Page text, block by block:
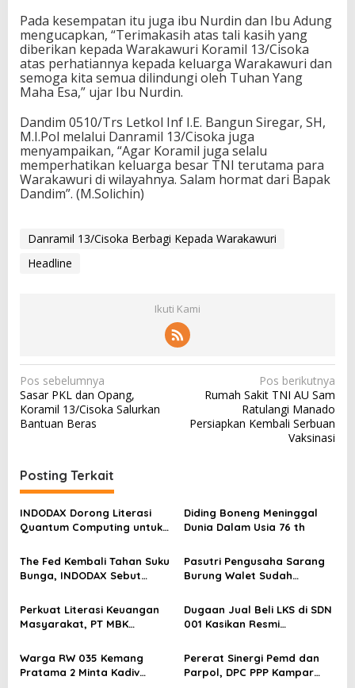
Pada kesempatan itu juga ibu Nurdin dan Ibu Adung
mengucapkan, “Terimakasih atas tali kasih yang
diberikan kepada Warakawuri Koramil 13/Cisoka
atas perhatiannya kepada keluarga Warakawuri dan
semoga kita semua dilindungi oleh Tuhan Yang
Maha Esa,” ujar Ibu Nurdin.
Dandim 0510/Trs Letkol Inf I.E. Bangun Siregar, SH,
M.I.Pol melalui Danramil 13/Cisoka juga
menyampaikan, “Agar Koramil juga selalu
memperhatikan keluarga besar TNI terutama para
Warakawuri di wilayahnya. Salam hormat dari Bapak
Dandim”. (M.Solichin)
Danramil 13/Cisoka Berbagi Kepada Warakawuri
Headline
Ikuti Kami
N
a
v
g
a
s
i
p
o
s
Pos sebelumnya
Sasar PKL dan Opang,
Koramil 13/Cisoka Salurkan
Bantuan Beras
Pos berikutnya
Rumah Sakit TNI AU Sam
Ratulangi Manado
Persiapkan Kembali Serbuan
Vaksinasi
Posting Terkait
INDODAX Dorong Literasi
Quantum Computing untuk
Blockchain
Diding Boneng Meninggal
Dunia Dalam Usia 76 th
The Fed Kembali Tahan Suku
Bunga, INDODAX Sebut
Sentimen Pasar
Pasutri Pengusaha Sarang
Burung Walet Sudah
Pelapor Desak Polda Jambi
Segera Lakukan Penahanan
Perkuat Literasi Keuangan
Masyarakat, PT MBK
Karpet Masjid di Pakuhaji
Dugaan Jual Beli LKS di SDN
001 Kasikan Resmi
Kampar, Pemred – Pimum
Metroterkini.id Desak Usut
Kasus Ini
Warga RW 035 Kemang
Pratama 2 Minta Kadiv
Pererat Sinergi Pemd dan
Parpol, DPC PPP Kampar